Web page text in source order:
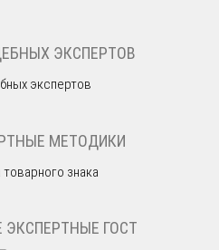
ЭКСПЕРТОВ
МЕТОДИКИ
знака
ГОСТ